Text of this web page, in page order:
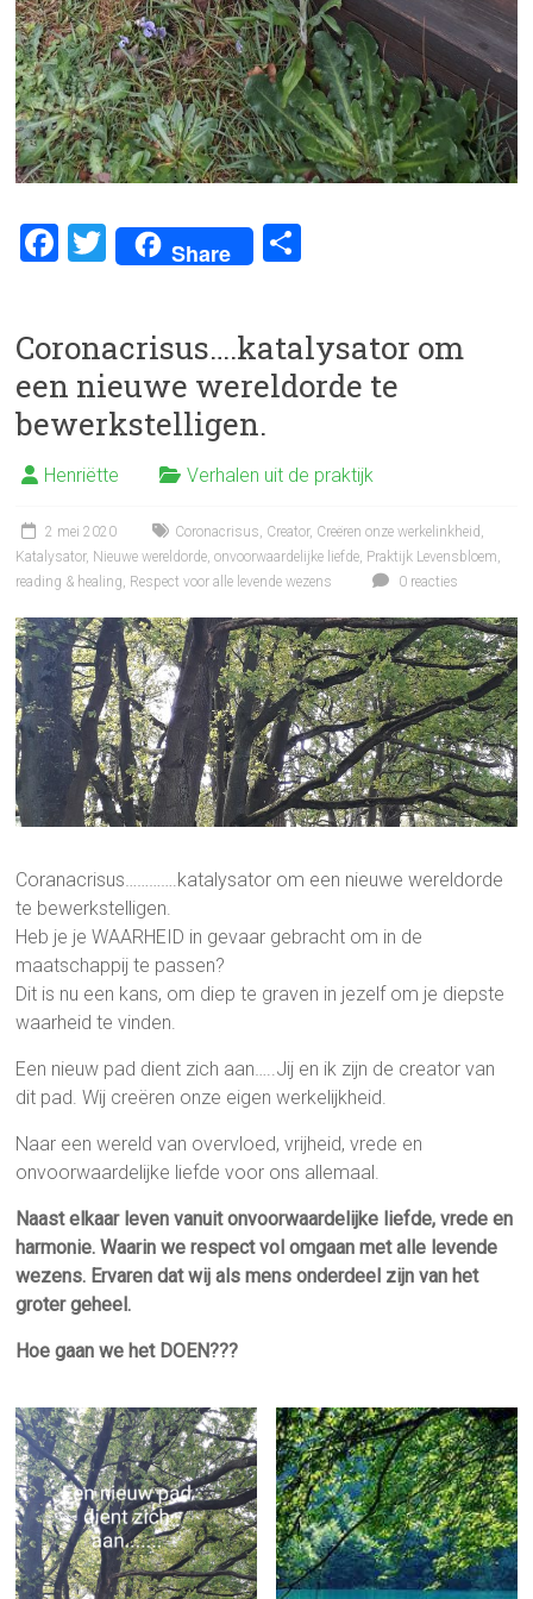
F
b
o
ok
T
wi
er
Share
n
Coronacrisus….katalysator om
een nieuwe wereldorde te
bewerkstelligen.
Henriëtte Verhalen uit de praktijk
2 mei 2020 Coronacrisus, Creator, Creëren onze werkelinkheid ,
Katalysator, Nieuwe wereldorde,onvoorwaardelijke liefde, Praktijk Levensbloem,
reading & healing, Respect voor alle levende wezens 0 reacties
Coranacrisus………….katalysator om een nieuwe wereldorde
te bewerkstelligen.
Heb je je WAARHEID in gevaar gebracht om in de
maatschappij te passen?
Dit is nu een kans, om diep te graven in jezelf om je diepste
waarheid te vinden.
Een nieuw pad dient zich aan…..Jij en ik zijn de creator van
dit pad. Wij creëren onze eigen werkelijkheid.
Naar een wereld van overvloed, vrijheid, vrede en
onvoorwaardelijke liefde voor ons allemaal.
Naast elkaar leven vanuit onvoorwaardelijke liefde, vrede en
harmonie. Waarin we respect vol omgaan met alle levende
wezens. Ervaren dat wij als mens onderdeel zijn van het
groter geheel.
Hoe gaan we het DOEN???